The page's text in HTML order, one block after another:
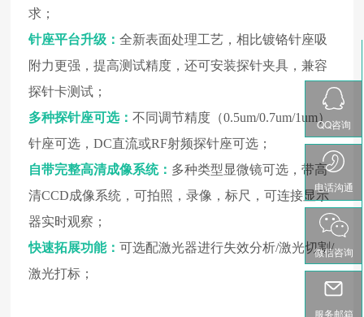
求；
针座平台升级： 全新表面处理工艺，相比镀铬针座吸
附力更强，提高测试精度，还可安装探针夹具，兼容
探针卡测试；
多种探针座可选： 不同调节精度（0.5um/0.7um/1um）
针座可选，DC直流或RF射频探针座可选；
自带完整高清成像系统： 多种类型显微镜可选，带高
清CCD成像系统，可拍照，录像，标尺，可连接显示
器实时观察；
快速拓展功能： 可选配激光器进行失效分析/激光切割/
激光打标；
QQ咨询
电话沟通
服务邮箱
微信咨询